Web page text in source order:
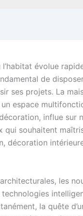
évolue
de
ses projets. La
espace
influe
qui souhaitent
décoration
les
technologies
la quête